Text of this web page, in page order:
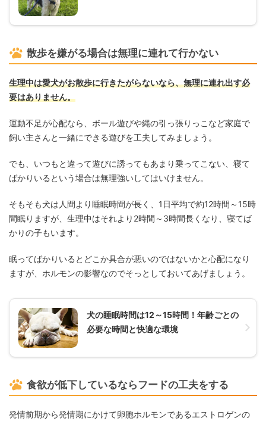
散歩を嫌がる場合は無理に連れて行かない
生理中は愛犬がお散歩に行きたがらないなら、無理に連れ出す必
要はありません。
運動不足が心配なら、ボール遊びや縄の引っ張りっこなど家庭で
飼い主さんと一緒にできる遊びを工夫してみましょう。
でも、いつもと違って遊びに誘ってもあまり乗ってこない、寝て
ばかりいるという場合は無理強いしてはいけません。
そもそも犬は人間より睡眠時間が長く、1日平均で約12時間～15時
間眠りますが、生理中はそれより2時間～3時間長くなり、寝てば
かりの子もいます。
眠ってばかりいるとどこか具合が悪いのではないかと心配になり
ますが、ホルモンの影響なのでそっとしておいてあげましょう。
犬の睡眠時間は12～15時間！年齢ごとの
必要な時間と快適な環境
食欲が低下しているならフードの工夫をする
発情前期から発情期にかけて卵胞ホルモンであるエストロゲンの